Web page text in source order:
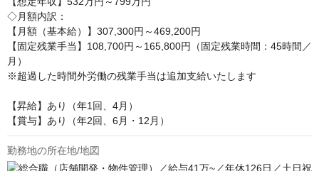
◇月額内訳：
【月額（基本給）】307,300円～469,200円
【固定残業手当】108,700円～165,800円（固定残業時間：45時間／
月）
※超過した時間外労働の残業手当は追加支給いたします
【昇給】あり（年1回、4月）
【賞与】あり（年2回、6月・12月）
勤務地の所在地/地図